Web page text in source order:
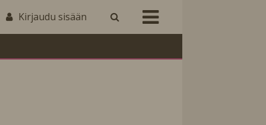
Kirjaudu sisään